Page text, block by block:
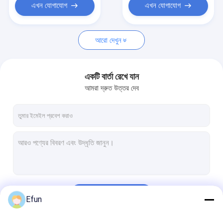
এখন যোগাযোগ এখন যোগাযোগ
আরো দেখুন
একটি বার্তা রেখে যান
আমরা দ্রুত উত্তর দেব
Efun